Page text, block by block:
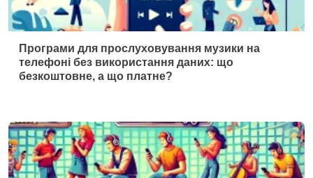
Програми для прослуховування музики на
телефоні без використання даних: що
безкоштовне, а що платне?